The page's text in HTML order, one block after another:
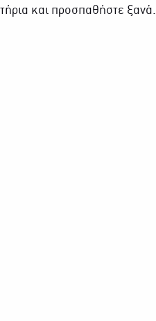
και προσπαθήστε ξανά.